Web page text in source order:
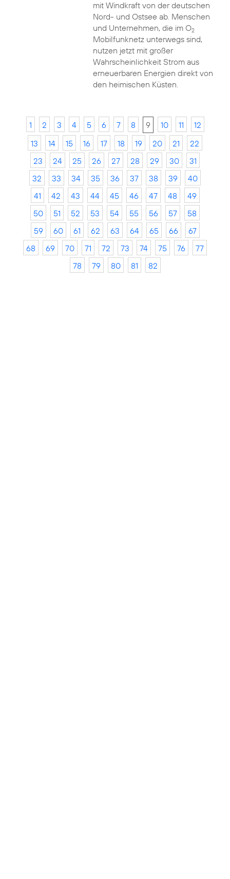
mit Windkraft von der deutschen
Nord- und Ostsee ab. Menschen
und Unternehmen, die im O2
Mobilfunknetz unterwegs sind,
nutzen jetzt mit großer
Wahrscheinlichkeit Strom aus
erneuerbaren Energien direkt von
den heimischen Küsten.
1 2 3 4 5 6 7 8 9 10 11
12
13
14 15 16 17 18 19 20 21
22
23
24 25 26 27 28 29 30
31
32
33 34 35 36 37 38 39
40
41
42 43 44 45 46 47 48
49
50
51 52 53 54 55 56 57
58
59
60 61 62 63 64 65 66
67
68
69 70 71 72 73 74 75 76
77
78
79 80 81 82